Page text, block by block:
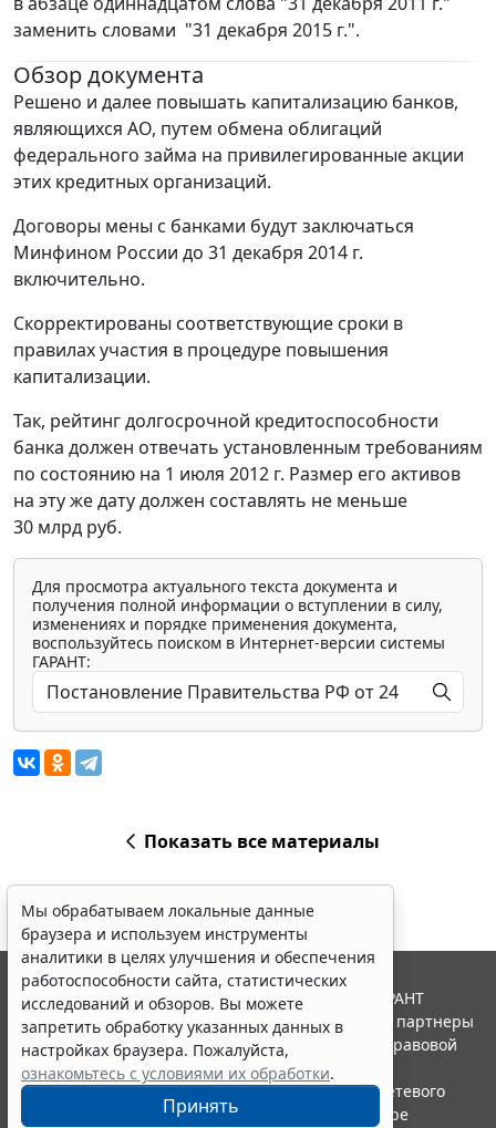
заменить словами "31 декабря 2015 г.".
Обзор документа
Решено и далее повышать капитализацию банков,
являющихся АО, путем обмена облигаций
федерального займа на привилегированные акции
этих кредитных организаций.
Договоры мены с банками будут заключаться
Минфином России до 31 декабря 2014 г.
включительно.
Скорректированы соответствующие сроки в
правилах участия в процедуре повышения
капитализации.
Так, рейтинг долгосрочной кредитоспособности
банка должен отвечать установленным требованиям
по состоянию на 1 июля 2012 г. Размер его активов
на эту же дату должен составлять не меньше
30 млрд руб.
Для просмотра актуального текста документа и
получения полной информации о вступлении в силу,
изменениях и порядке применения документа,
воспользуйтесь поиском в Интернет-версии системы
ГАРАНТ:
Показать все материалы
Мы обрабатываем локальные данные
браузера и используем инструменты
аналитики в целях улучшения и обеспечения
работоспособности сайта, статистических
исследований и обзоров. Вы можете
запретить обработку указанных данных в
настройках браузера. Пожалуйста,
ознакомьтесь с условиями их обработки.
Принять
© ООО "НПП "ГАРАНТ-СЕРВИС", 2026. Система ГАРАНТ
выпускается с 1990 года. Компания "Гарант" и ее партнеры
являются участниками Российской ассоциации правовой
информации ГАРАНТ.
Портал ГАРАНТ.РУ зарегистрирован в качестве сетевого
издания Федеральной службой по надзору в сфере